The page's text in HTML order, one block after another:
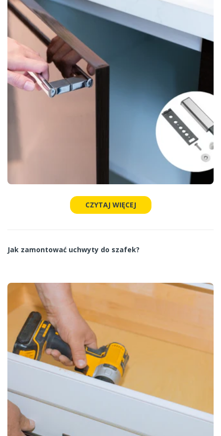
CZYTAJ WIĘCEJ
Jak zamontować uchwyty do szafek?